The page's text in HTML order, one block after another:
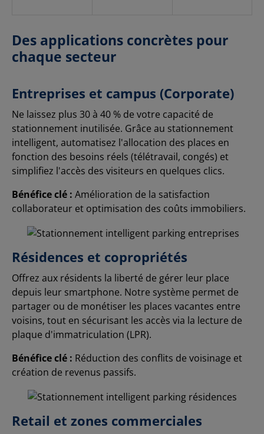
Des applications concrètes pour
chaque secteur
Entreprises et campus (Corporate)
Ne laissez plus 30 à 40 % de votre capacité de
stationnement inutilisée. Grâce au stationnement
intelligent, automatisez l'allocation des places en
fonction des besoins réels (télétravail, congés) et
simplifiez l'accès des visiteurs en quelques clics.
Bénéfice clé : Amélioration de la satisfaction
collaborateur et optimisation des coûts immobiliers.
Résidences et copropriétés
Offrez aux résidents la liberté de gérer leur place
depuis leur smartphone. Notre système permet de
partager ou de monétiser les places vacantes entre
voisins, tout en sécurisant les accès via la lecture de
plaque d'immatriculation (LPR).
Bénéfice clé : Réduction des conflits de voisinage et
création de revenus passifs.
Retail et zones commerciales